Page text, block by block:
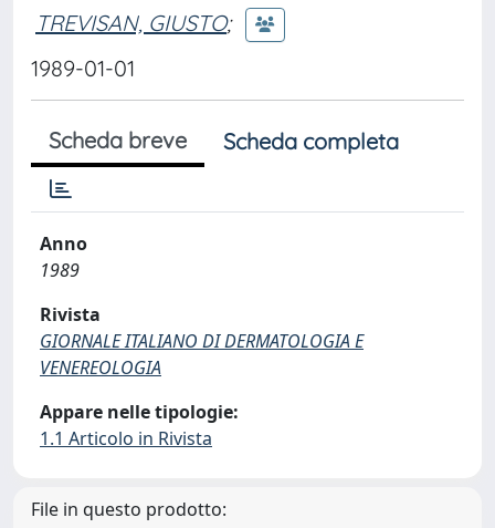
TREVISAN, GIUSTO;
1989-01-01
Scheda breve Scheda completa
Anno
1989
Rivista
GIORNALE ITALIANO DI DERMATOLOGIA E
VENEREOLOGIA
Appare nelle tipologie:
1.1 Articolo in Rivista
File in questo prodotto: